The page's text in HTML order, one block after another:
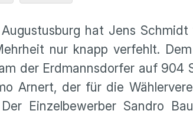
hat Jens
nur knapp verfehlt.
der Erdmannsdorfer auf 904
Arnert, der für die
Einzelbewerber Sandro